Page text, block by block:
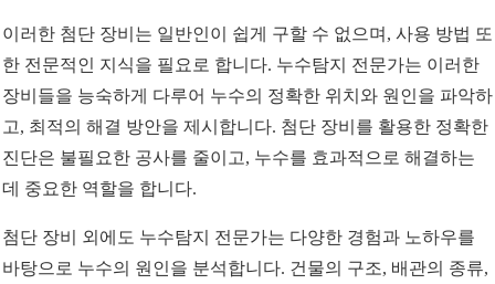
이러한 첨단 장비는 일반인이 쉽게 구할 수 없으며, 사용 방법 또
한 전문적인 지식을 필요로 합니다. 누수탐지 전문가는 이러한
장비들을 능숙하게 다루어 누수의 정확한 위치와 원인을 파악하
고, 최적의 해결 방안을 제시합니다. 첨단 장비를 활용한 정확한
진단은 불필요한 공사를 줄이고, 누수를 효과적으로 해결하는
데 중요한 역할을 합니다.
첨단 장비 외에도 누수탐지 전문가는 다양한 경험과 노하우를
바탕으로 누수의 원인을 분석합니다. 건물의 구조, 배관의 종류,